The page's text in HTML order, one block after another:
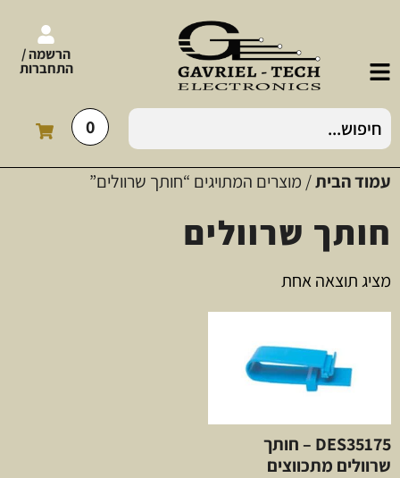
הרשמה /
התחברות
0
עמוד הבית/ מוצרים המתויגים “חותך שרוולים”
חותך שרוולים
מציג תוצאה אחת
DES35175 – חותך
שרוולים מתכווצים